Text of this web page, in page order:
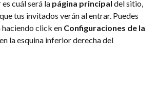
cuál será la página principal del sitio,
tus invitados verán al entrar. Puedes
click en Configuraciones de la
en la esquina inferior derecha del